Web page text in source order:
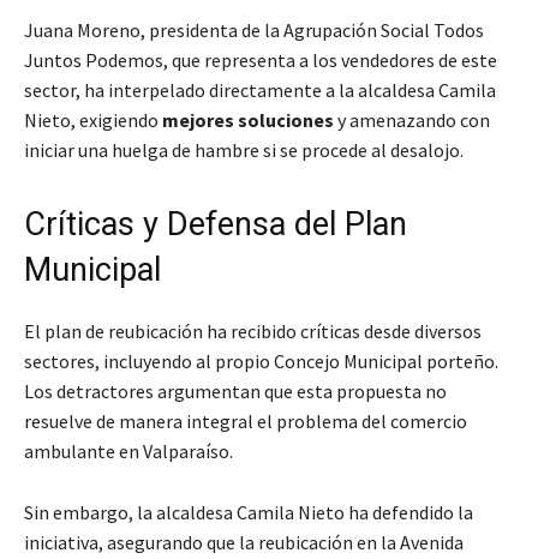
Juana Moreno, presidenta de la Agrupación Social Todos
Juntos Podemos, que representa a los vendedores de este
sector, ha interpelado directamente a la alcaldesa Camila
Nieto, exigiendo mejores soluciones y amenazando con
iniciar una huelga de hambre si se procede al desalojo.
Críticas y Defensa del Plan
Municipal
El plan de reubicación ha recibido críticas desde diversos
sectores, incluyendo al propio Concejo Municipal porteño.
Los detractores argumentan que esta propuesta no
resuelve de manera integral el problema del comercio
ambulante en Valparaíso.
Sin embargo, la alcaldesa Camila Nieto ha defendido la
iniciativa, asegurando que la reubicación en la Avenida